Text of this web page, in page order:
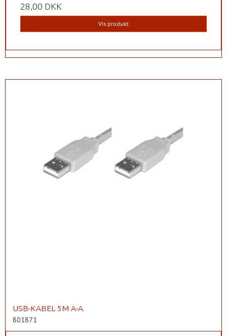
28,00 DKK
Vis produkt
USB-KABEL 5M A-A
801871